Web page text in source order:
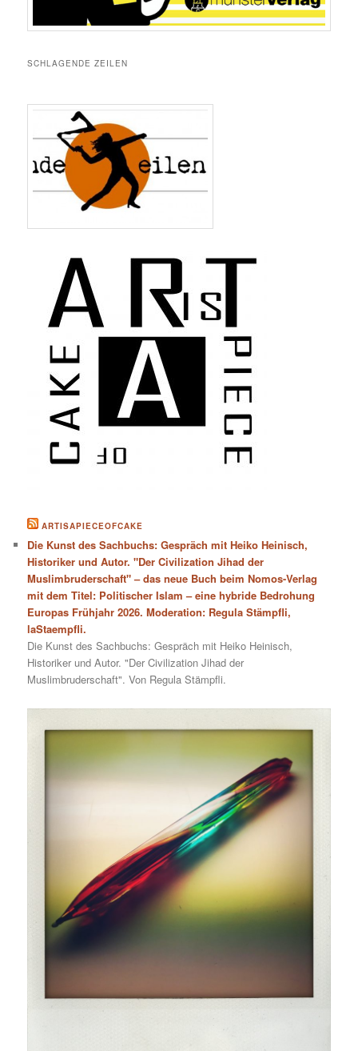
SCHLAGENDE ZEILEN
ARTISAPIECEOFCAKE
Die Kunst des Sachbuchs: Gespräch mit Heiko Heinisch,
Historiker und Autor. "Der Civilization Jihad der
Muslimbruderschaft" – das neue Buch beim Nomos-Verlag
mit dem Titel: Politischer Islam – eine hybride Bedrohung
Europas Frühjahr 2026. Moderation: Regula Stämpfli,
laStaempfli.
Die Kunst des Sachbuchs: Gespräch mit Heiko Heinisch,
Historiker und Autor. "Der Civilization Jihad der
Muslimbruderschaft". Von Regula Stämpfli.